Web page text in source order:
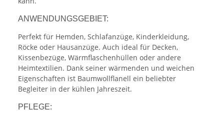
ANWENDUNGSGEBIET:
Perfekt für Hemden, Schlafanzüge, Kinderkleidung,
Röcke oder Hausanzüge. Auch ideal für Decken,
Kissenbezüge, Wärmflaschenhüllen oder andere
Heimtextilien. Dank seiner wärmenden und weichen
Eigenschaften ist Baumwollflanell ein beliebter
Begleiter in der kühlen Jahreszeit.
PFLEGE: